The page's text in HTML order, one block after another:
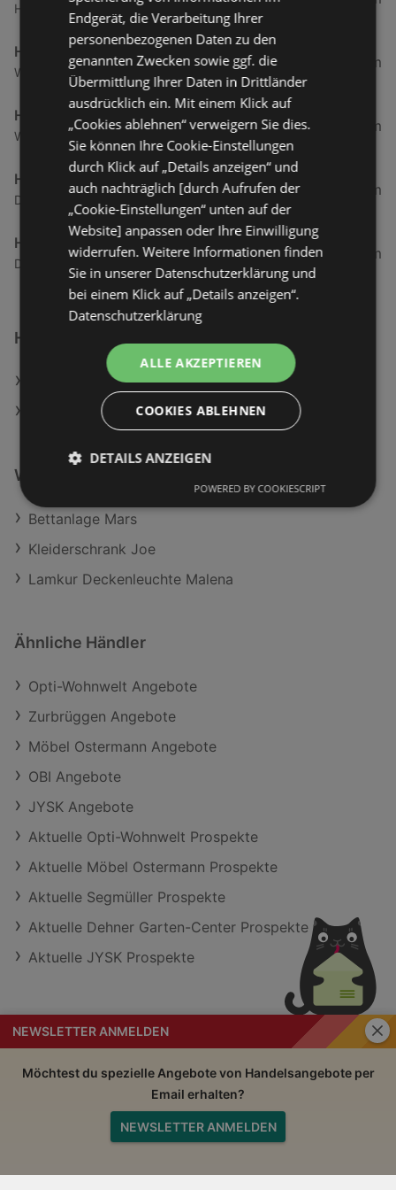
NEWSLETTER ANMELDEN
Möchtest du spezielle Angebote von Handelsangebote per
Email erhalten?
NEWSLETTER ANMELDEN
Hauptstraße 5, 26524 Hage (Flecken)
Hagebaumarkt
Westfalenstraße 2, 26723 Emden
42,41 km
Hagebaumarkt
Westfalenstraße 9, 26723 Emden
42,43 km
Hagebaumarkt
Dreekamp, 26605 Aurich
54,19 km
Hagebaumarkt
Dornumer Straße 8, 26427 Esens
62,28 km
Hagebau
Web: www.hagebau.de
Aktuelle Hagebau Prospekte
Weiterführende Links
Bettanlage Mars
Kleiderschrank Joe
Lamkur Deckenleuchte Malena
Ähnliche Händler
Opti-Wohnwelt Angebote
Zurbrüggen Angebote
Möbel Ostermann Angebote
OBI Angebote
JYSK Angebote
Aktuelle Opti-Wohnwelt Prospekte
Aktuelle Möbel Ostermann Prospekte
Aktuelle Segmüller Prospekte
Aktuelle Dehner Garten-Center Prospekte
Aktuelle JYSK Prospekte
Handelsangebote Impressum
Nutzungsbedingungen
Datenschutzerklärung
Endgerät, die Verarbeitung Ihrer
personenbezogenen Daten zu den
genannten Zwecken sowie ggf. die
Übermittlung Ihrer Daten in Drittländer
ausdrücklich ein. Mit einem Klick auf
„Cookies ablehnen“ verweigern Sie dies.
Sie können Ihre Cookie-Einstellungen
durch Klick auf „Details anzeigen“ und
auch nachträglich [durch Aufrufen der
„Cookie-Einstellungen“ unten auf der
Website] anpassen oder Ihre Einwilligung
widerrufen. Weitere Informationen finden
Sie in unserer Datenschutzerklärung und
bei einem Klick auf „Details anzeigen“.
Datenschutzerklärung
ALLE AKZEPTIEREN
COOKIES ABLEHNEN
DETAILS ANZEIGEN
POWERED BY COOKIESCRIPT